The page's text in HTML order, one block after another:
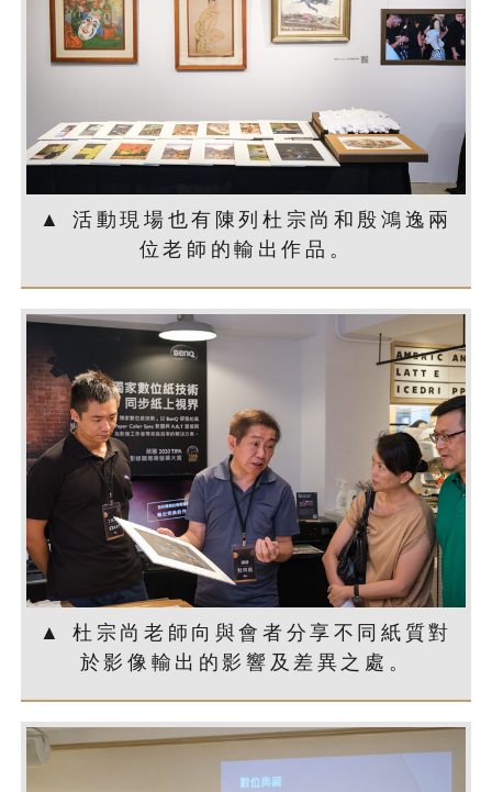
▲ 活動現場也有陳列杜宗尚和殷鴻逸兩
位老師的輸出作品。
▲ 杜宗尚老師向與會者分享不同紙質對
於影像輸出的影響及差異之處。